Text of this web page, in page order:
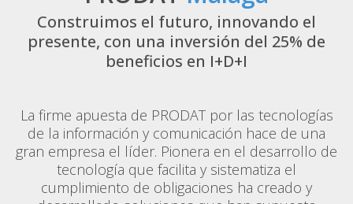
Construimos el futuro, innovando el
presente, con una inversión del 25% de
beneficios en I+D+I
La firme apuesta de PRODAT por las tecnologías
de la información y comunicación hace de una
gran empresa el líder. Pionera en el desarrollo de
tecnología que facilita y sistematiza el
cumplimiento de obligaciones ha creado y